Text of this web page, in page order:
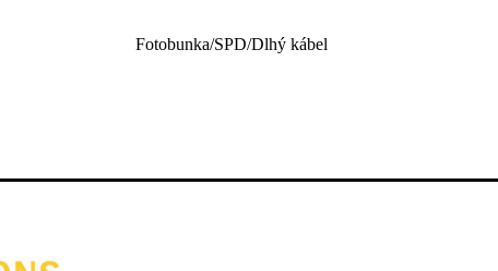
Fotobunka/SPD/Dlhý kábel